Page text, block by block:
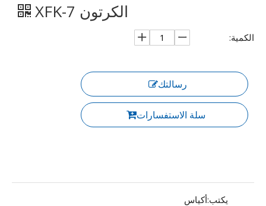
الكرتون XFK-7
الكمية:
رسالتك
سلة الاستفسارات
يكتب:أكياس